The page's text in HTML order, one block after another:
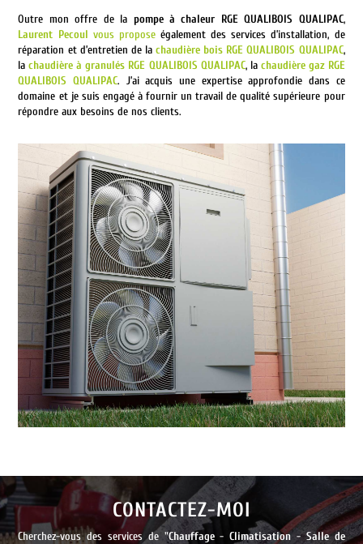
Outre mon offre de la pompe à chaleur RGE QUALIBOIS QUALIPAC,
Laurent Pecoul vous proposeégalement des services d’installation, de
réparation et d’entretien de lachaudière bois RGE QUALIBOIS QUALIPAC,
lachaudière à granulés RGE QUALIBOIS QUALIPAC, la chaudière gaz RGE
QUALIBOIS QUALIPAC. J’ai acquis une expertise approfondie dans ce
domaine et je suis engagé à fournir un travail de qualité supérieure pour
répondre aux besoins de nos clients.
CONTACTEZ-MOI
Cherchez-vous des services de "Chauffage-Climatisation-Salle de